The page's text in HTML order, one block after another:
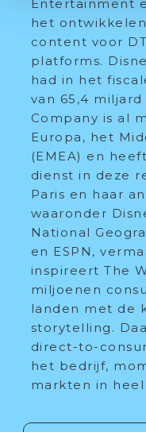
Entertainment
het
content voor
platforms.
had in het
van 65,4
Company is al
Europa, het
(EMEA) en
dienst in deze
Paris en haar
waaronder
National
en ESPN,
inspireert The
miljoenen
landen met de
storytelling.
direct-to-
het bedrijf,
markten in heel